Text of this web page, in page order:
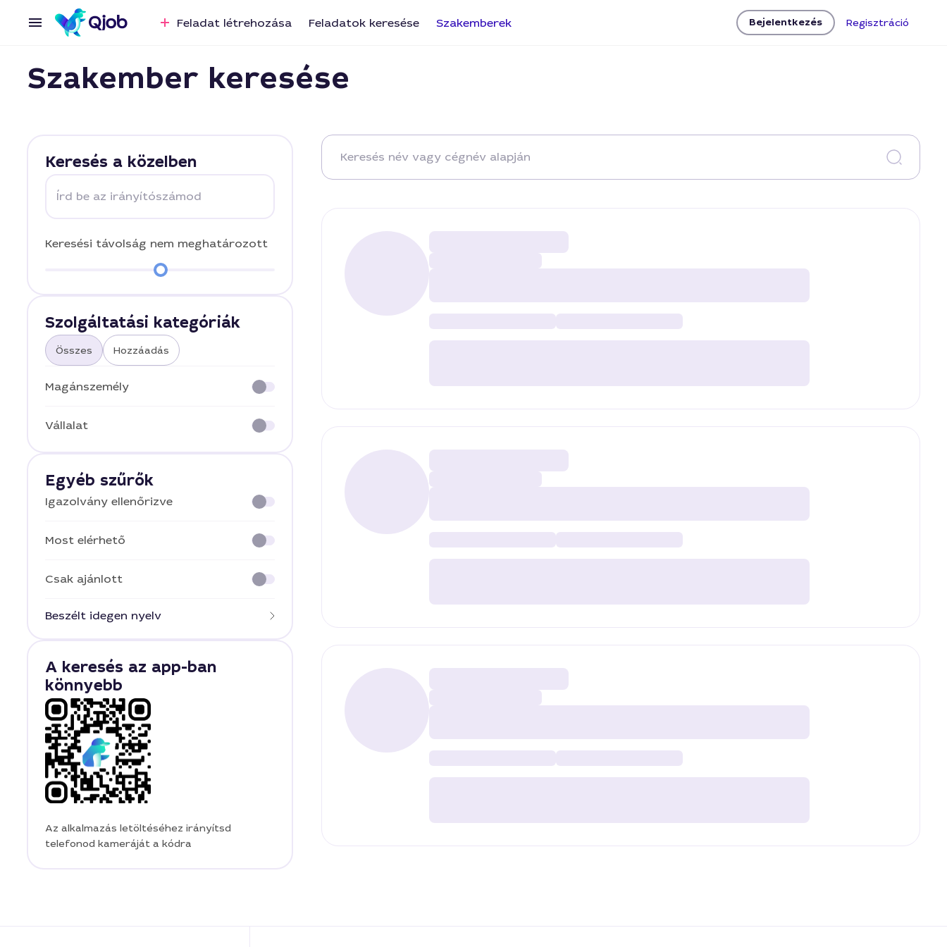
Feladat létrehozása Feladatok keresése Szakemberek Bejelentkezés Regisztráció
Szakember keresése
Keresés a közelben
Írd be az irányítószámod
Keresési távolság nem meghatározott
Szolgáltatási kategóriák
Összes Hozzáadás
Magánszemély
Vállalat
Egyéb szűrők
Igazolvány ellenőrizve
Most elérhető
Csak ajánlott
Beszélt idegen nyelv
A keresés az app-ban
könnyebb
Az alkalmazás letöltéséhez irányítsd
telefonod kameráját a kódra